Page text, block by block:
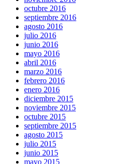
octubre 2016
septiembre 2016
agosto 2016
julio 2016
junio 2016
mayo 2016
abril 2016
marzo 2016
febrero 2016
enero 2016
diciembre 2015
noviembre 2015
octubre 2015
septiembre 2015
agosto 2015
julio 2015
junio 2015
mayo 2015